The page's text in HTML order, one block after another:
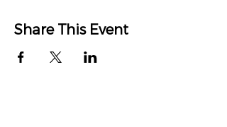
Share This Event